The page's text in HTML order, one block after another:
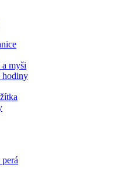
myši
hodiny